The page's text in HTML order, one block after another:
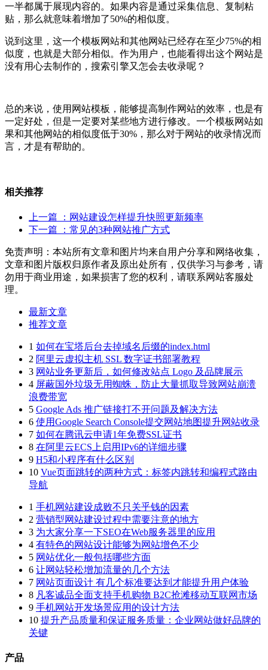
一半都属于展现内容的。如果内容是通过采集信息、复制粘
贴，那么就意味着增加了50%的相似度。
说到这里，这一个模板网站和其他网站已经存在至少75%的相
似度，也就是大部分相似。作为用户，也能看得出这个网站是
没有用心去制作的，搜索引擎又怎会去收录呢？
总的来说，使用网站模板，能够提高制作网站的效率，也是有
一定好处，但是一定要对某些地方进行修改。一个模板网站如
果和其他网站的相似度低于30%，那么对于网站的收录情况而
言，才是有帮助的。
相关推荐
上一篇
：网站建设怎样提升快照更新频率
下一篇
：常见的3种网站推广方式
免责声明：本站所有文章和图片均来自用户分享和网络收集，
文章和图片版权归原作者及原出处所有，仅供学习与参考，请
勿用于商业用途，如果损害了您的权利，请联系网站客服处
理。
最新文章
推荐文章
1 如何在宝塔后台去掉域名后缀的index.html
2 阿里云虚拟主机 SSL 数字证书部署教程
3 网站业务更新后，如何修改站点 Logo 及品牌展示
4 屏蔽国外垃圾无用蜘蛛，防止大量抓取导致网站崩溃
浪费带宽
5 Google Ads 推广链接打不开问题及解决方法
6 使用Google Search Console提交网站地图提升网站收录
7 如何在腾讯云申请1年免费SSL证书
8 在阿里云ECS上启用IPv6的详细步骤
9 H5和小程序有什么区别
10 Vue页面跳转的两种方式：标签内跳转和编程式路由
导航
1 手机网站建设成败不只关乎钱的因素
2 营销型网站建设过程中需要注意的地方
3 为大家分享一下SEO在Web服务器里的应用
4 有特色的网站设计能够为网站增色不少
5 网站优化一般包括哪些方面
6 让网站轻松增加流量的几个方法
7 网站页面设计 有几个标准要达到才能提升用户体验
8 凡客诚品全面支持手机购物 B2C抢滩移动互联网市场
9 手机网站开发场景应用的设计方法
10 提升产品质量和保证服务质量：企业网站做好品牌的
关键
产品